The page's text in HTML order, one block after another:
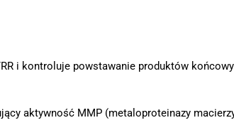
i kontroluje powstawanie produktów
aktywność MMP (metaloproteinazy